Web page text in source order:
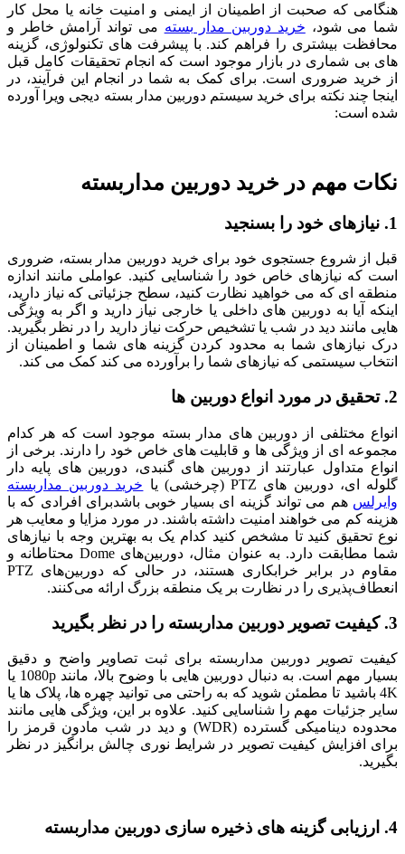
هنگامی که صحبت از اطمینان از ایمنی و امنیت خانه یا محل کار
شما می شود، خرید دوربین مدار بسته می تواند آرامش خاطر و
محافظت بیشتری را فراهم کند. با پیشرفت های تکنولوژی، گزینه
های بی شماری در بازار موجود است که انجام تحقیقات کامل قبل
از خرید ضروری است. برای کمک به شما در انجام این فرآیند، در
اینجا چند نکته برای خرید سیستم دوربین مدار بسته دیجی ویرا آورده
شده است:
نکات مهم در خرید دوربین مداربسته
1. نیازهای خود را بسنجید
قبل از شروع جستجوی خود برای خرید دوربین مدار بسته، ضروری
است که نیازهای خاص خود را شناسایی کنید. عواملی مانند اندازه
منطقه ای که می خواهید نظارت کنید، سطح جزئیاتی که نیاز دارید،
اینکه آیا به دوربین های داخلی یا خارجی نیاز دارید و اگر به ویژگی
هایی مانند دید در شب یا تشخیص حرکت نیاز دارید را در نظر بگیرید.
درک نیازهای شما به محدود کردن گزینه های شما و اطمینان از
انتخاب سیستمی که نیازهای شما را برآورده می کند کمک می کند.
2. تحقیق در مورد انواع دوربین ها
انواع مختلفی از دوربین های مدار بسته موجود است که هر کدام
مجموعه ای از ویژگی ها و قابلیت های خاص خود را دارند. برخی از
انواع متداول عبارتند از دوربین های گنبدی، دوربین های پایه دار
گلوله ای، دوربین های PTZ (چرخشی) یا
خرید دوربین مداربسته
وایرلس هم می تواند گزینه ای بسیار خوبی باشدبرای افرادی که با
هزینه کم می خواهند امنیت داشته باشند. در مورد مزایا و معایب هر
نوع تحقیق کنید تا مشخص کنید کدام یک به بهترین وجه با نیازهای
شما مطابقت دارد. به عنوان مثال، دوربین‌های Dome محتاطانه و
مقاوم در برابر خرابکاری هستند، در حالی که دوربین‌های PTZ
انعطاف‌پذیری را در نظارت بر یک منطقه بزرگ ارائه می‌کنند.
3. کیفیت تصویر دوربین مداربسته را در نظر بگیرید
کیفیت تصویر دوربین مداربسته برای ثبت تصاویر واضح و دقیق
بسیار مهم است. به دنبال دوربین هایی با وضوح بالا، مانند 1080p یا
4K باشید تا مطمئن شوید که به راحتی می توانید چهره ها، پلاک ها یا
سایر جزئیات مهم را شناسایی کنید. علاوه بر این، ویژگی هایی مانند
محدوده دینامیکی گسترده (WDR) و دید در شب مادون قرمز را
برای افزایش کیفیت تصویر در شرایط نوری چالش برانگیز در نظر
بگیرید.
4. ارزیابی گزینه های ذخیره سازی دوربین مداربسته